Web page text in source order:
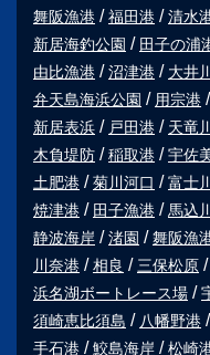
舞阪漁港 福田港 清水
新居海釣公園
田子の浦
由比漁港
沼津港 大井
弁天島海浜公園
用宗港
新居表浜
戸田港 天竜
木負堤防
稲取港 宇佐
土肥港
菊川河口 富士
焼津港
田子漁港 馬込
静波海岸
渚園 舞阪漁
川奈港
相良 三保松原
浜名湖ボートレース場
須崎恵比須島
八幡野港
手石港
鮫島海岸 松崎